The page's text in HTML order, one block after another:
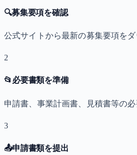
🔍募集要項を確認
公式サイトから最新の募集要項を
2
📂 必要書類を準備
申請書、事業計画書、見積書等の
3
📤申請書類を提出